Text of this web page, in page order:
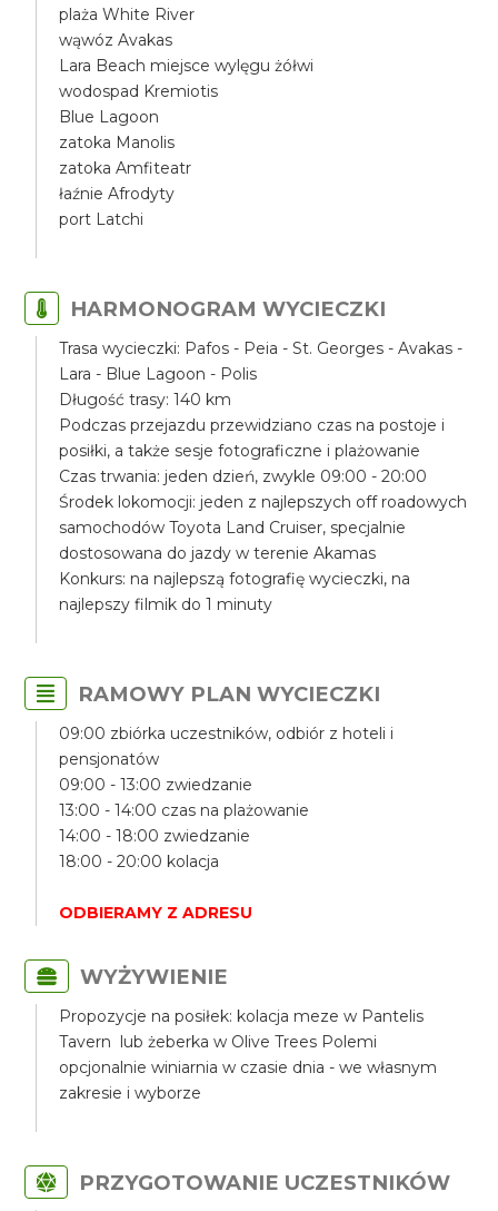
plaża White River
wąwóz Avakas
Lara Beach miejsce wylęgu żółwi
wodospad Kremiotis
Blue Lagoon
zatoka Manolis
zatoka Amfiteatr
łaźnie Afrodyty
port Latchi
HARMONOGRAM WYCIECZKI
Trasa wycieczki: Pafos - Peia - St. Georges - Avakas -
Lara - Blue Lagoon - Polis
Długość trasy: 140 km
Podczas przejazdu przewidziano czas na postoje i
posiłki, a także sesje fotograficzne i plażowanie
Czas trwania: jeden dzień, zwykle 09:00 - 20:00
Środek lokomocji: jeden z najlepszych off roadowych
samochodów Toyota Land Cruiser, specjalnie
dostosowana do jazdy w terenie Akamas
Konkurs: na najlepszą fotografię wycieczki, na
najlepszy filmik do 1 minuty
RAMOWY PLAN WYCIECZKI
09:00 zbiórka uczestników, odbiór z hoteli i
pensjonatów
09:00 - 13:00 zwiedzanie
13:00 - 14:00 czas na plażowanie
14:00 - 18:00 zwiedzanie
18:00 - 20:00 kolacja
ODBIERAMY Z ADRESU
WYŻYWIENIE
Propozycje na posiłek: kolacja meze w Pantelis
Tavern lub żeberka w Olive Trees Polemi
opcjonalnie winiarnia w czasie dnia - we własnym
zakresie i wyborze
PRZYGOTOWANIE UCZESTNIKÓW